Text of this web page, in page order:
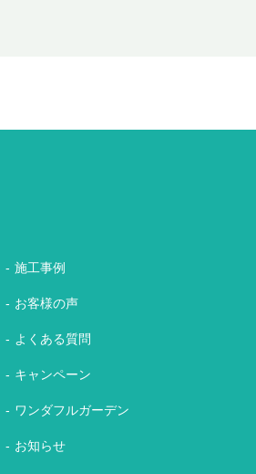
施工事例
お客様の声
よくある質問
キャンペーン
ワンダフルガーデン
お知らせ